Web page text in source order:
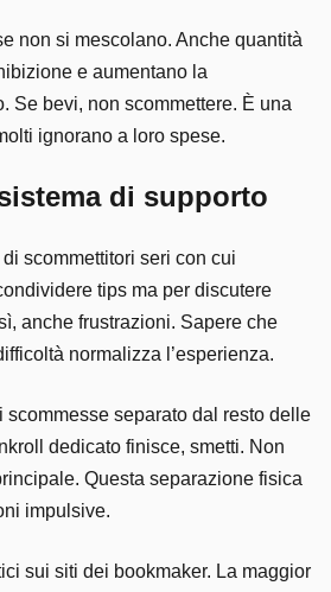
non si mescolano. Anche quantità
e aumentano la
Se bevi, non scommettere. È una
ignorano a loro spese.
di supporto
scommettitori seri con cui
tips ma per discutere
anche frustrazioni. Sapere che
normalizza l’esperienza.
scommesse separato dal resto delle
dedicato finisce, smetti. Non
Questa separazione fisica
impulsive.
sui siti dei bookmaker. La maggior